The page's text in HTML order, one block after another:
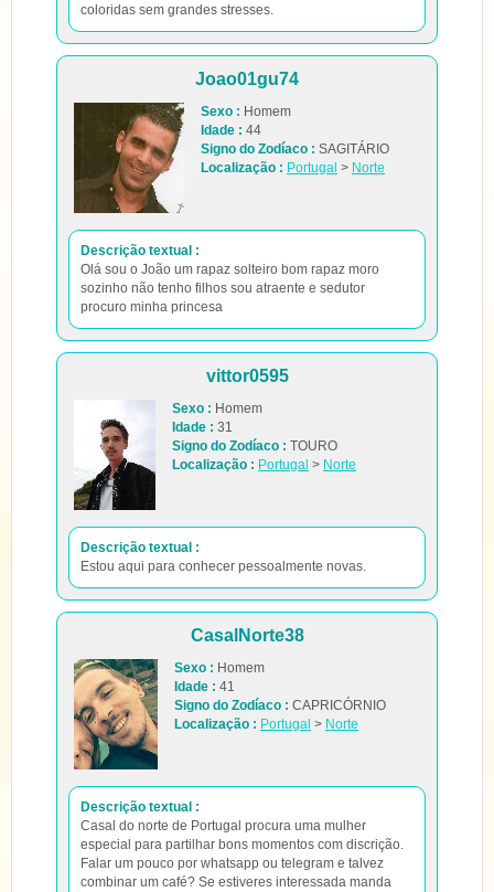
coloridas sem grandes stresses.
Joao01gu74
Sexo : Homem
Idade : 44
Signo do Zodíaco : SAGITÁRIO
Localização : Portugal > Norte
Descrição textual :
Olá sou o João um rapaz solteiro bom rapaz moro
sozinho não tenho filhos sou atraente e sedutor
procuro minha princesa
vittor0595
Sexo : Homem
Idade : 31
Signo do Zodíaco : TOURO
Localização : Portugal > Norte
Descrição textual :
Estou aqui para conhecer pessoalmente novas.
CasalNorte38
Sexo : Homem
Idade : 41
Signo do Zodíaco : CAPRICÓRNIO
Localização : Portugal > Norte
Descrição textual :
Casal do norte de Portugal procura uma mulher
especial para partilhar bons momentos com discrição.
Falar um pouco por whatsapp ou telegram e talvez
combinar um café? Se estiveres interessada manda